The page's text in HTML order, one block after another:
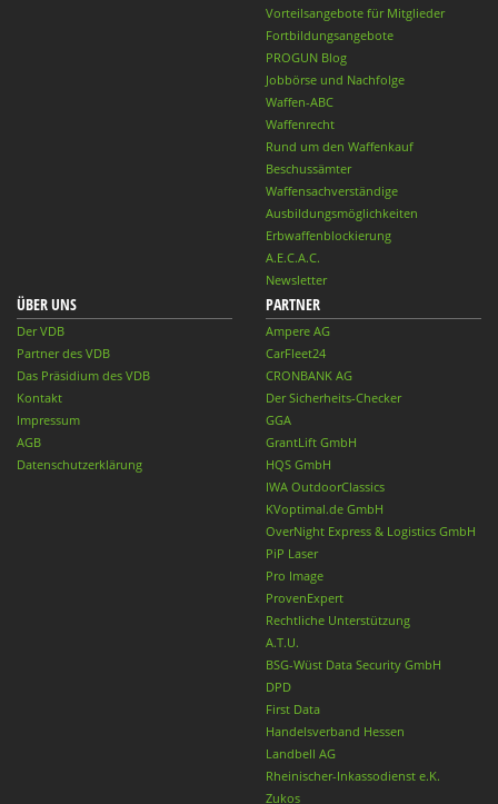
Vorteilsangebote für Mitglieder
Fortbildungsangebote
PROGUN Blog
Jobbörse und Nachfolge
Waffen-ABC
Waffenrecht
Rund um den Waffenkauf
Beschussämter
Waffensachverständige
Ausbildungsmöglichkeiten
Erbwaffenblockierung
A.E.C.A.C.
Newsletter
ÜBER UNS
Der VDB
Partner des VDB
Das Präsidium des VDB
Kontakt
Impressum
AGB
Datenschutzerklärung
PARTNER
Ampere AG
CarFleet24
CRONBANK AG
Der Sicherheits-Checker
GGA
GrantLift GmbH
HQS GmbH
IWA OutdoorClassics
KVoptimal.de GmbH
OverNight Express & Logistics GmbH
PiP Laser
Pro Image
ProvenExpert
Rechtliche Unterstützung
A.T.U.
BSG-Wüst Data Security GmbH
DPD
First Data
Handelsverband Hessen
Landbell AG
Rheinischer-Inkassodienst e.K.
Zukos